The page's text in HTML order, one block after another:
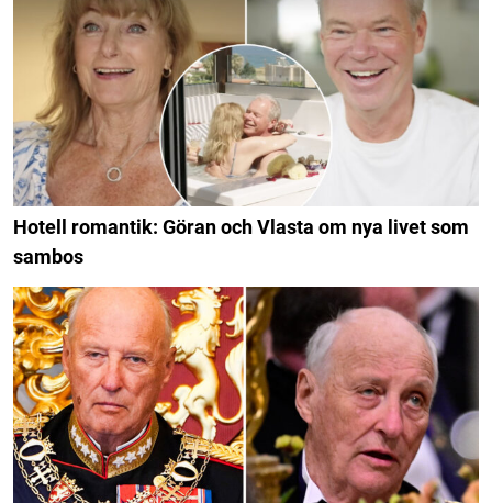
Hotell romantik: Göran och Vlasta om nya livet som
sambos